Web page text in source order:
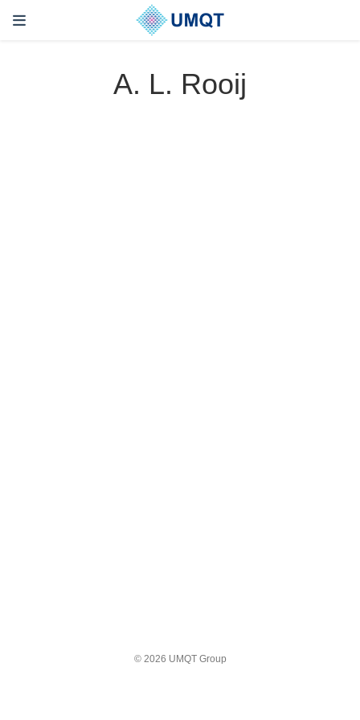
A. L. Rooij
© 2026 UMQT Group